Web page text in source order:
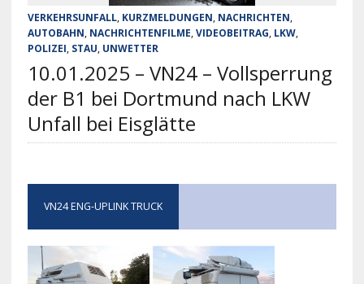
VERKEHRSUNFALL, KURZMELDUNGEN, NACHRICHTEN,
AUTOBAHN, NACHRICHTENFILME,VIDEOBEITRAG, LKW,
POLIZEI, STAU, UNWETTER
10.01.2025 – VN24 – Vollsperrung
der B1 bei Dortmund nach LKW
Unfall bei Eisglätte
VN24 ENG-UPLINK TRUCK